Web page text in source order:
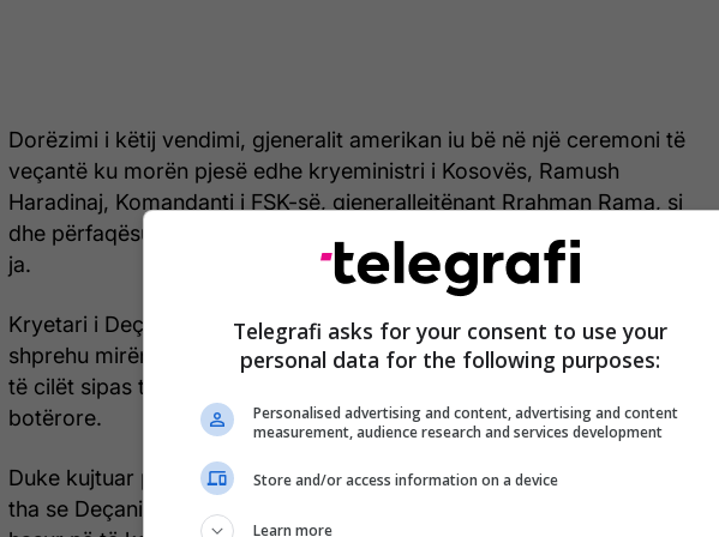
Dorëzimi i këtij vendimi, gjeneralit amerikan iu bë në një ceremoni të
veçantë ku morën pjesë edhe kryeministri i Kosovës, Ramush
Haradinaj, Komandanti i FSK-së, gjenerallejtënant Rrahman Rama, si
dhe përfaqësues të tjerë nga qeveria qendrore e lokale si dhe FSK-
ja.
Kryetari i Deçanit, Bashkim Ramosaj, përmes gjeneralit Boyd,
shprehu mirënjohjen për të gjithë ushtarakët e SHBA-ve dhe NATO-s,
të cilët sipas tij, promovojnë paqen dhe garantojnë sigurinë
botërore.
Duke kujtuar problemet e paraluftës dhe pasojat pas saj, Ramosaj
tha se Deçani po mundohet të tejkalojë vështirësitë në të cilat ka
Telegrafi asks for your consent to use your
personal data for the following purposes:
Personalised advertising and content, advertising and content
measurement, audience research and services development
Store and/or access information on a device
Learn more